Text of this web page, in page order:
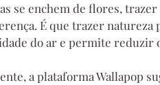
se enchem de flores,
É que trazer
do ar e permite reduzir
a plataforma Wallapop